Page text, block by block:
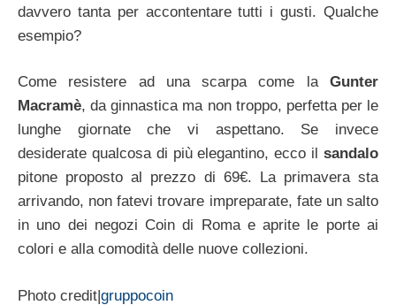
davvero tanta per accontentare tutti i gusti. Qualche
esempio?
Come resistere ad una scarpa come la Gunter
Macramè, da ginnastica ma non troppo, perfetta per le
lunghe giornate che vi aspettano. Se invece
desiderate qualcosa di più elegantino, ecco il sandalo
pitone proposto al prezzo di 69€. La primavera sta
arrivando, non fatevi trovare impreparate, fate un salto
in uno dei negozi Coin di Roma e aprite le porte ai
colori e alla comodità delle nuove collezioni.
Photo credit|gruppocoin